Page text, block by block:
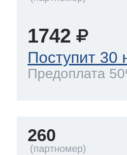
1742
Поступит 30
Предоплата
260